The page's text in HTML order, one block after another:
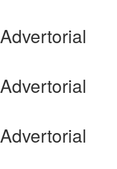
Advertorial
Advertorial
Advertorial